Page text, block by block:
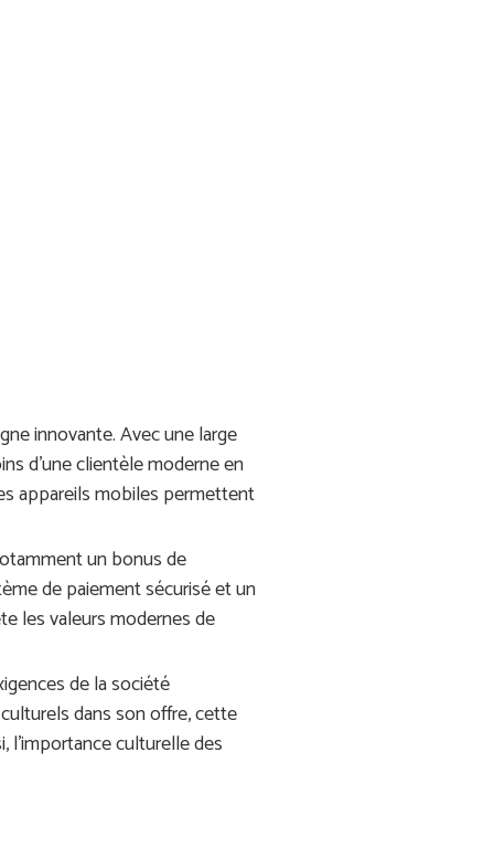
innovante. Avec une large
d’une clientèle moderne en
appareils mobiles permettent
un bonus de
de paiement sécurisé et un
les valeurs modernes de
de la société
dans son offre, cette
l’importance culturelle des